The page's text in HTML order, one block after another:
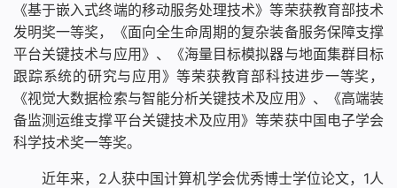
《基于嵌入式终端的移动服务处理技术》等荣获教育部技术
发明奖一等奖，《面向全生命周期的复杂装备服务保障支撑
平台关键技术与应用》、《海量目标模拟器与地面集群目标
跟踪系统的研究与应用》等荣获教育部科技进步一等奖，
《视觉大数据检索与智能分析关键技术及应用》、《高端装
备监测运维支撑平台关键技术及应用》等荣获中国电子学会
科学技术奖一等奖。
近年来，2人获中国计算机学会优秀博士学位论文，1人